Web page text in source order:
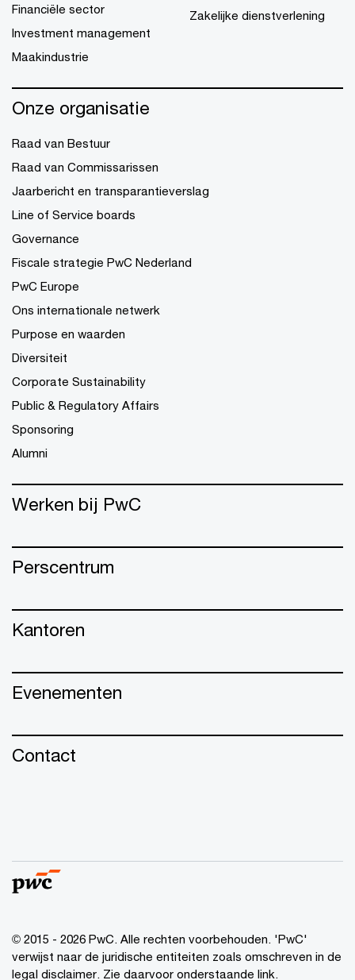
Financiële sector
Investment management
Maakindustrie
Zakelijke dienstverlening
Onze organisatie
Raad van Bestuur
Raad van Commissarissen
Jaarbericht en transparantieverslag
Line of Service boards
Governance
Fiscale strategie PwC Nederland
PwC Europe
Ons internationale netwerk
Purpose en waarden
Diversiteit
Corporate Sustainability
Public & Regulatory Affairs
Sponsoring
Alumni
Werken bij PwC
Perscentrum
Kantoren
Evenementen
Contact
© 2015 - 2026 PwC. Alle rechten voorbehouden. 'PwC'
verwijst naar de juridische entiteiten zoals omschreven in de
legal disclaimer. Zie daarvoor onderstaande link.